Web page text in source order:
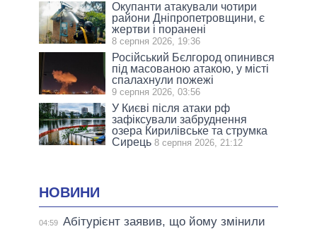
Окупанти атакували чотири
райони Дніпропетровщини, є
жертви і поранені
8 серпня 2026, 19:36
Російський Бєлгород опинився
під масованою атакою, у місті
спалахнули пожежі
9 серпня 2026, 03:56
У Києві після атаки рф
зафіксували забруднення
озера Кирилівське та струмка
Сирець 8 серпня 2026, 21:12
НОВИНИ
04:59 Абітурієнт заявив, що йому змінили